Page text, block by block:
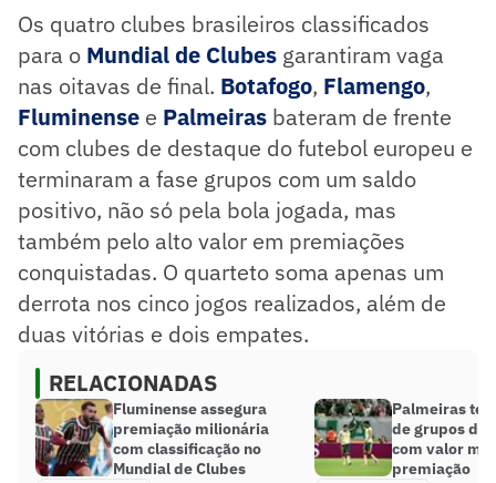
Os quatro clubes brasileiros classificados
para o Mundial de Clubes garantiram vaga
nas oitavas de final. Botafogo, Flamengo,
Fluminense e Palmeiras bateram de frente
com clubes de destaque do futebol europeu e
terminaram a fase grupos com um saldo
positivo, não só pela bola jogada, mas
também pelo alto valor em premiações
conquistadas. O quarteto soma apenas um
derrota nos cinco jogos realizados, além de
duas vitórias e dois empates.
RELACIONADAS
Fluminense assegura
premiação milionária
com classificação no
Mundial de Clubes
Palmeiras
de grupos do
com valor
premiação